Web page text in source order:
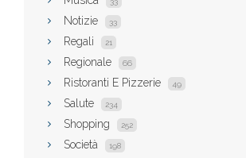
Notizie 33
Regali 21
Regionale 66
Ristoranti E Pizzerie 49
Salute 234
Shopping 252
Società 198